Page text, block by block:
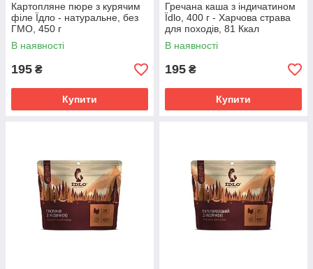
Картопляне пюре з курячим
філе Їдло - натуральне, без
ГМО, 450 г
В наявності
195 ₴
Купити
Гречана каша з індичатином
Їdlo, 400 г - Харчова страва
для походів, 81 Ккал
В наявності
195 ₴
Купити